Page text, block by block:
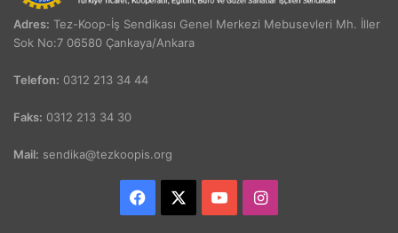
Adres: Tez-Koop-İş Sendikası Genel Merkezi Mebusevleri Mh. İller
Sok No:7 06580 Çankaya/Ankara
Telefon: 0312 213 34 44
Faks: 0312 213 34 30
Mail: sendika@tezkoopis.org
Facebook YouTubeInstagram